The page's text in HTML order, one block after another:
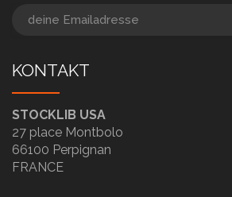
KONTAKT
STOCKLIB USA
27 place Montbolo
66100 Perpignan
FRANCE